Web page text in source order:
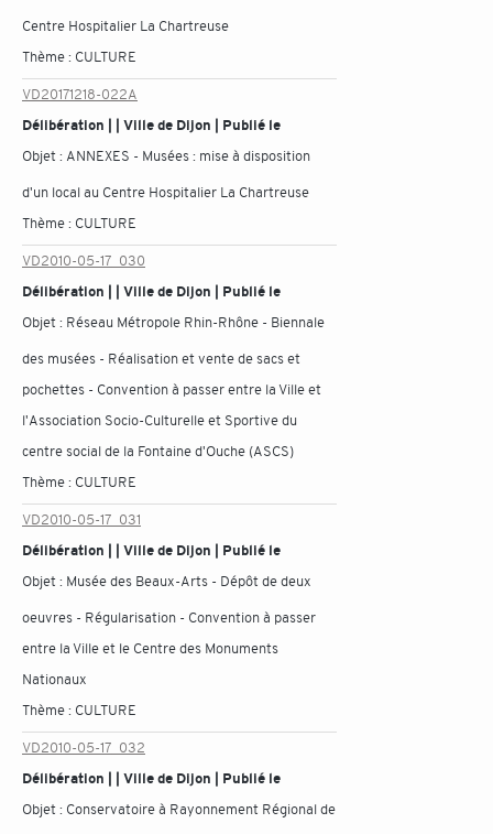
Centre Hospitalier La Chartreuse
Thème : CULTURE
VD20171218-022A
Délibération | | Ville de Dijon | Publié le
Objet : ANNEXES - Musées : mise à disposition
d'un local au Centre Hospitalier La Chartreuse
Thème : CULTURE
VD2010-05-17_030
Délibération | | Ville de Dijon | Publié le
Objet : Réseau Métropole Rhin-Rhône - Biennale
des musées - Réalisation et vente de sacs et
pochettes - Convention à passer entre la Ville et
l'Association Socio-Culturelle et Sportive du
centre social de la Fontaine d'Ouche (ASCS)
Thème : CULTURE
VD2010-05-17_031
Délibération | | Ville de Dijon | Publié le
Objet : Musée des Beaux-Arts - Dépôt de deux
oeuvres - Régularisation - Convention à passer
entre la Ville et le Centre des Monuments
Nationaux
Thème : CULTURE
VD2010-05-17_032
Délibération | | Ville de Dijon | Publié le
Objet : Conservatoire à Rayonnement Régional de